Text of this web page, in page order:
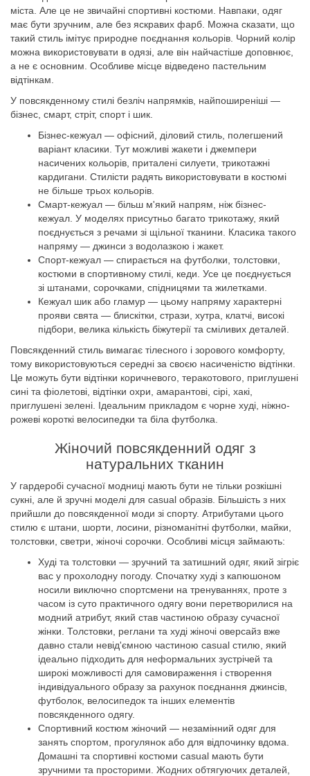
міста. Але це не звичайні спортивні костюми. Навпаки, одяг
має бути зручним, але без яскравих фарб. Можна сказати, що
такий стиль імітує природне поєднання кольорів. Чорний колір
можна використовувати в одязі, але він найчастіше доповнює,
а не є основним. Особливе місце відведено пастельним
відтінкам.
У повсякденному стилі безліч напрямків, найпоширеніші —
бізнес, смарт, стріт, спорт і шик.
Бізнес-кежуал — офісний, діловий стиль, полегшений
варіант класики. Тут можливі жакети і джемпери
насичених кольорів, приталені силуети, трикотажні
кардигани. Стилісти радять використовувати в костюмі
не більше трьох кольорів.
Смарт-кежуал — більш м'який напрям, ніж бізнес-
кежуал. У моделях присутньо багато трикотажу, який
поєднується з речами зі щільної тканини. Класика такого
напряму — джинси з водолазкою і жакет.
Спорт-кежуал — спирається на футболки, толстовки,
костюми в спортивному стилі, кеди. Усе це поєднується
зі штанами, сорочками, спідницями та жилетками.
Кежуал шик або гламур — цьому напряму характерні
прояви свята — блискітки, стрази, хутра, клатчі, високі
підбори, велика кількість біжутерії та сміливих деталей.
Повсякденний стиль вимагає тілесного і зорового комфорту,
тому використовуються середні за своєю насиченістю відтінки.
Це можуть бути відтінки коричневого, теракотового, приглушені
сині та фіолетові, відтінки охри, амарантові, сірі, хакі,
приглушені зелені. Ідеальним прикладом є чорне худі, ніжно-
рожеві короткі велосипедки та біла футболка.
Жіночий повсякденний одяг з
натуральних тканин
У гардеробі сучасної модниці мають бути не тільки розкішні
сукні, але й зручні моделі для casual образів. Більшість з них
прийшли до повсякденної моди зі спорту. Атрибутами цього
стилю є штани, шорти, лосини, різноманітні футболки, майки,
толстовки, светри, жіночі сорочки. Особливі місця займають:
Худі та толстовки — зручний та затишний одяг, який зігріє
вас у прохолодну погоду. Спочатку худі з капюшоном
носили виключно спортсмени на тренуваннях, проте з
часом із суто практичного одягу вони перетворилися на
модний атрибут, який став частиною образу сучасної
жінки. Толстовки, реглани та худі жіночі оверсайз вже
давно стали невід'ємною частиною casual стилю, який
ідеально підходить для неформальних зустрічей та
широкі можливості для самовираження і створення
індивідуального образу за рахунок поєднання джинсів,
футболок, велосипедок та інших елементів
повсякденного одягу.
Спортивний костюм жіночий — незамінний одяг для
занять спортом, прогулянок або для відпочинку вдома.
Домашні та спортивні костюми casual мають бути
зручними та просторими. Жодних обтягуючих деталей,